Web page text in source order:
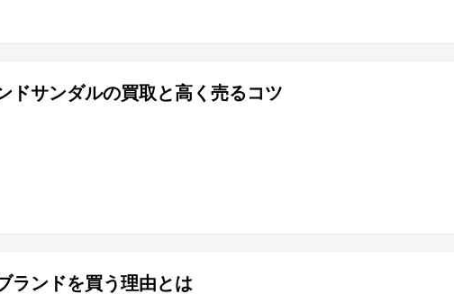
ドサンダルの買取と高く売るコツ
ランドを買う理由とは